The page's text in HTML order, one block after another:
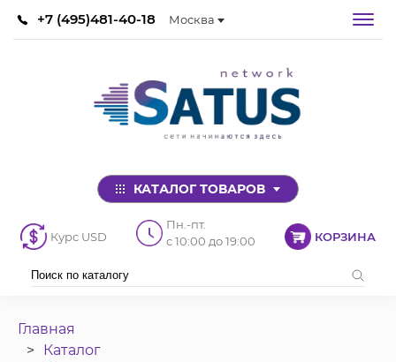
+7 (495)481-40-18 Москва
КАТАЛОГ ТОВАРОВ
Курс USD
Пн.-пт.
с 10:00 до 19:00
КОРЗИНА
Главная
Каталог